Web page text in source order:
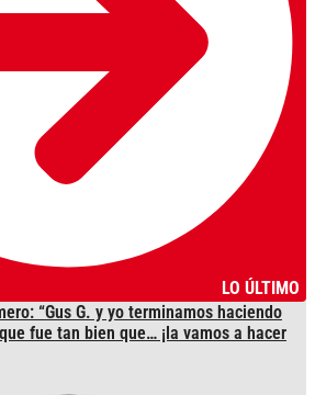
LO ÚLTIMO
“Gus G. y yo terminamos haciendo
fue tan bien que… ¡la vamos a hacer